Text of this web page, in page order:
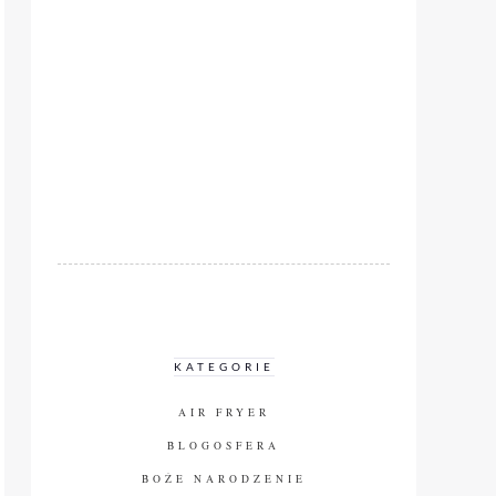
KATEGORIE
AIR FRYER
BLOGOSFERA
BOŻE NARODZENIE